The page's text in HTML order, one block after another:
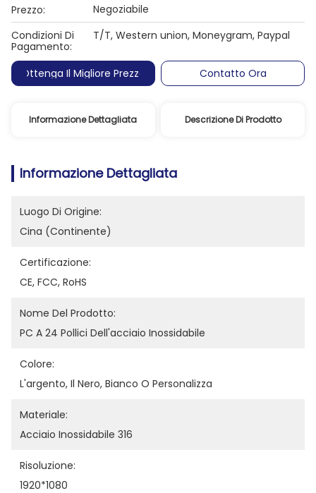
Prezzo:
Negoziabile
Condizioni Di
Pagamento:
T/T, Western union, Moneygram, Paypal
Ottenga Il Migliore Prezzo Contatto Ora
Informazione Dettagliata Descrizione Di Prodotto
Informazione Dettagliata
Luogo Di Origine:
Cina (continente)
Certificazione:
CE, FCC, RoHS
Nome Del Prodotto:
PC A 24 Pollici Dell'acciaio Inossidabile
Colore:
L'argento, Il Nero, Bianco O Personalizza
Materiale:
Acciaio Inossidabile 316
Risoluzione:
1920*1080